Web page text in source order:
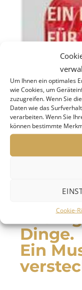
Um Ihnen ein optimales
wie Cookies, um
zuzugreifen. Wenn Sie
Daten wie das
verarbeiten. Wenn Sie
können bestimmte
Cookie-
Das
Dinge.
Ein